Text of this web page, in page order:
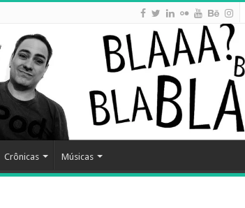
Crônicas Músicas